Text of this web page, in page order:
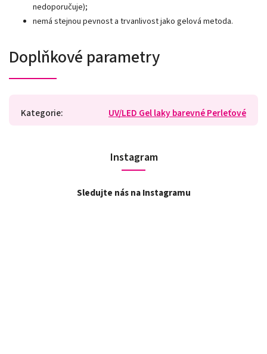
nedoporučuje);
nemá stejnou pevnost a trvanlivost jako gelová metoda.
Doplňkové parametry
Kategorie: UV/LED Gel laky barevné Perleťové
Instagram
Sledujte nás na Instagramu